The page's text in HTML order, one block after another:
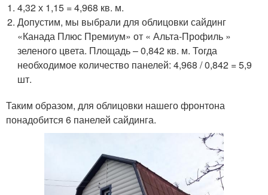
4,32 х 1,15 = 4,968 кв. м.
Допустим, мы выбрали для облицовки сайдинг
«Канада Плюс Премиум» от « Альта-Профиль »
зеленого цвета. Площадь – 0,842 кв. м. Тогда
необходимое количество панелей: 4,968 / 0,842 = 5,9
шт.
Таким образом, для облицовки нашего фронтона
понадобится 6 панелей сайдинга.